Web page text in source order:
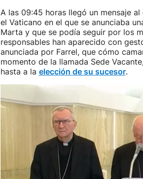
A las 09:45 horas llegó un mensaje
el Vaticano en el que se anunciaba
Marta y que se podía seguir por los
responsables han aparecido con
anunciada por Farrel, que cómo
momento de la llamada Sede
hasta a la elección de su sucesor.